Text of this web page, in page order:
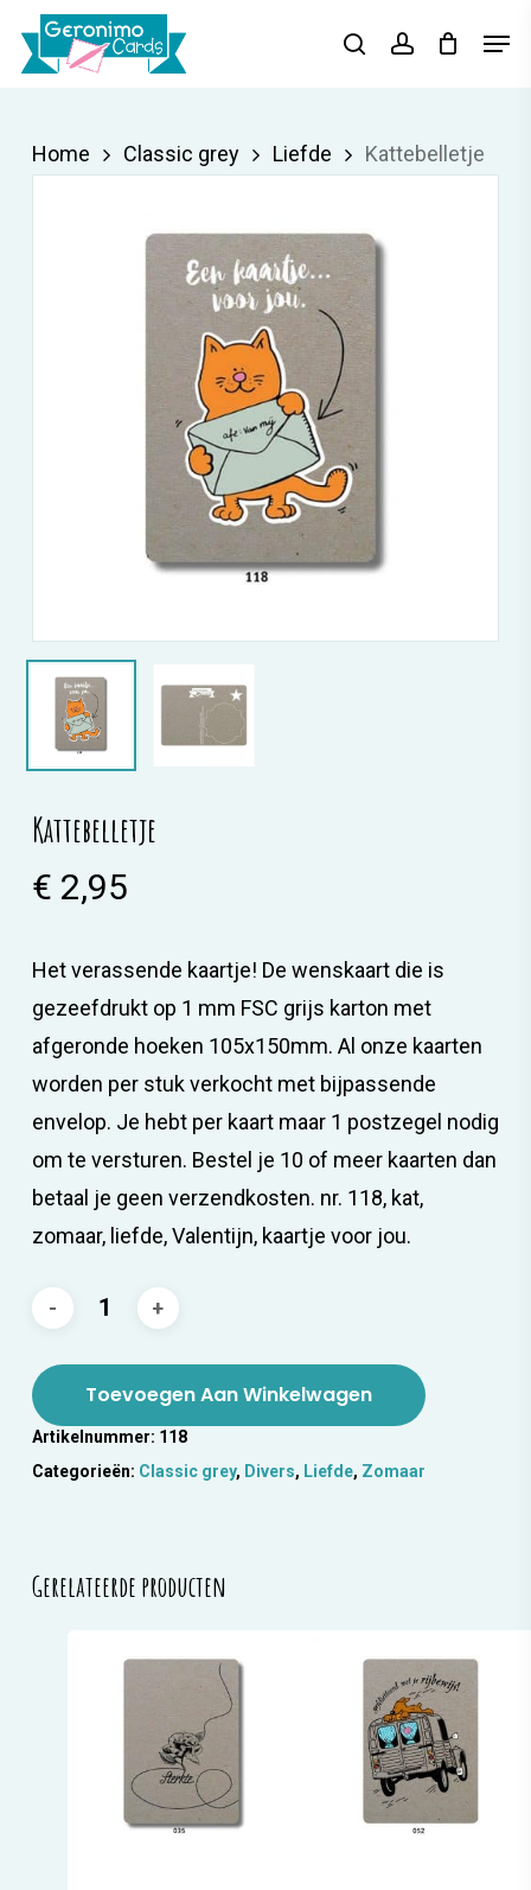
searchaccount
Home Classic grey Liefde Kattebelletje
Kattebelletje
€ 2,95
Het verassende kaartje! De wenskaart die is
gezeefdrukt op 1 mm FSC grijs karton met
afgeronde hoeken 105x150mm. Al onze kaarten
worden per stuk verkocht met bijpassende
envelop. Je hebt per kaart maar 1 postzegel nodig
om te versturen. Bestel je 10 of meer kaarten dan
betaal je geen verzendkosten. nr. 118, kat,
zomaar, liefde, Valentijn, kaartje voor jou.
Toevoegen Aan Winkelwagen
Artikelnummer: 118
Categorieën: Classic grey, Divers, Liefde, Zomaar
Gerelateerde producten